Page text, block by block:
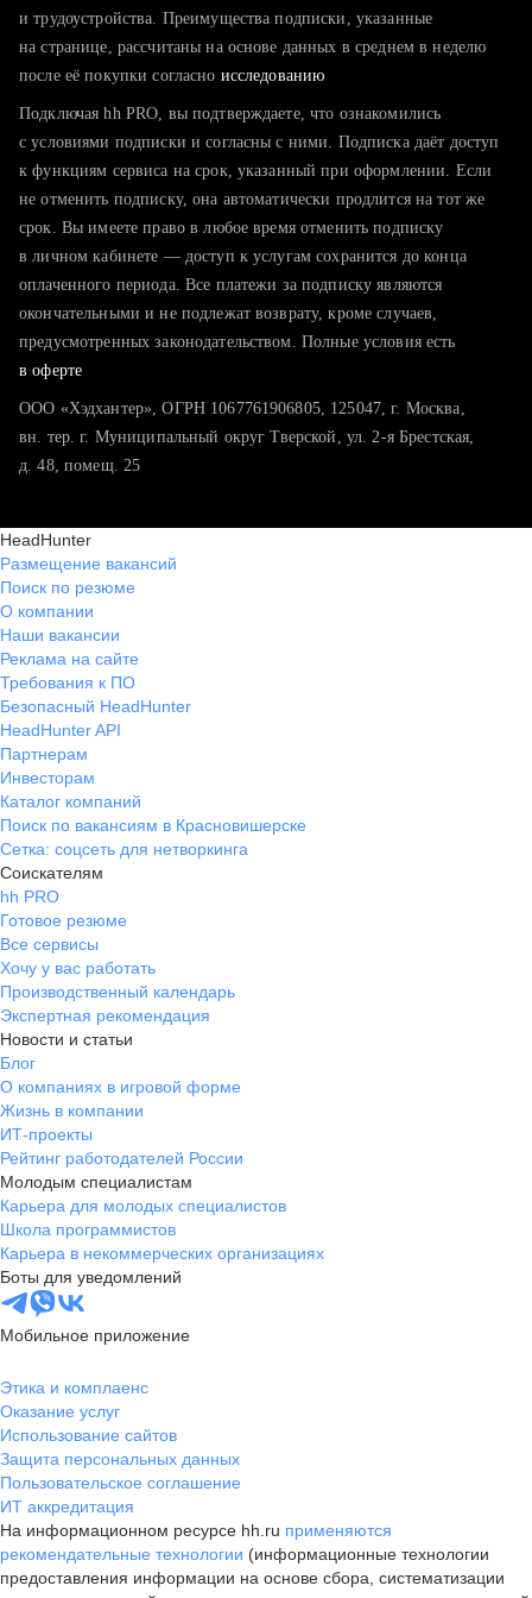
тратите много времени на поиск и вручную поднимаете
хотите сравнить себя с конкурентами и оценить шансы
и трудоустройства. Преимущества подписки, указанные
на странице, рассчитаны на основе данных в среднем в неделю
после её покупки согласно исследованию
Подключая hh PRO, вы подтверждаете, что ознакомились
с условиями подписки и согласны с ними. Подписка даёт доступ
к функциям сервиса на срок, указанный при оформлении. Если
не отменить подписку, она автоматически продлится на тот же
срок. Вы имеете право в любое время отменить подписку
в личном кабинете — доступ к услугам сохранится до конца
оплаченного периода. Все платежи за подписку являются
окончательными и не подлежат возврату, кроме случаев,
предусмотренных законодательством. Полные условия есть
в оферте
ООО «Хэдхантер», ОГРН 1067761906805, 125047, г. Москва,
вн. тер. г. Муниципальный округ Тверской, ул. 2-я Брестская,
д. 48, помещ. 25
HeadHunter
Размещение вакансий
Поиск по резюме
О компании
Наши вакансии
Реклама на сайте
Требования к ПО
Безопасный HeadHunter
HeadHunter API
Партнерам
Инвесторам
Каталог компаний
Поиск по вакансиям в Красновишерске
Сетка: соцсеть для нетворкинга
Соискателям
hh PRO
Готовое резюме
Все сервисы
Хочу у вас работать
Производственный календарь
Экспертная рекомендация
Новости и статьи
Блог
О компаниях в игровой форме
Жизнь в компании
ИТ-проекты
Рейтинг работодателей России
Молодым специалистам
Карьера для молодых специалистов
Школа программистов
Карьера в некоммерческих организациях
Боты для уведомлений
Мобильное приложение
Этика и комплаенс
Оказание услуг
Использование сайтов
Защита персональных данных
Пользовательское соглашение
ИТ аккредитация
На информационном ресурсе hh.ru применяются
рекомендательные технологии (информационные технологии
предоставления информации на основе сбора, систематизации